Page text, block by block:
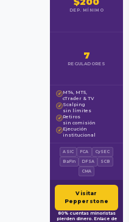
DEP. MÍNIMO
7
REGULADORES
✓ MT4, MT5,
cTrader & TV
✓ Scalping
sin límites
✓ Retiros
sin comisión
✓ Ejecución
institucional
ASIC FCA
CySEC
BaFin
DFSA
SCB
CMA
Visitar
Pepperstone
80% cuentas minoristas
pierden dinero. Enlace de